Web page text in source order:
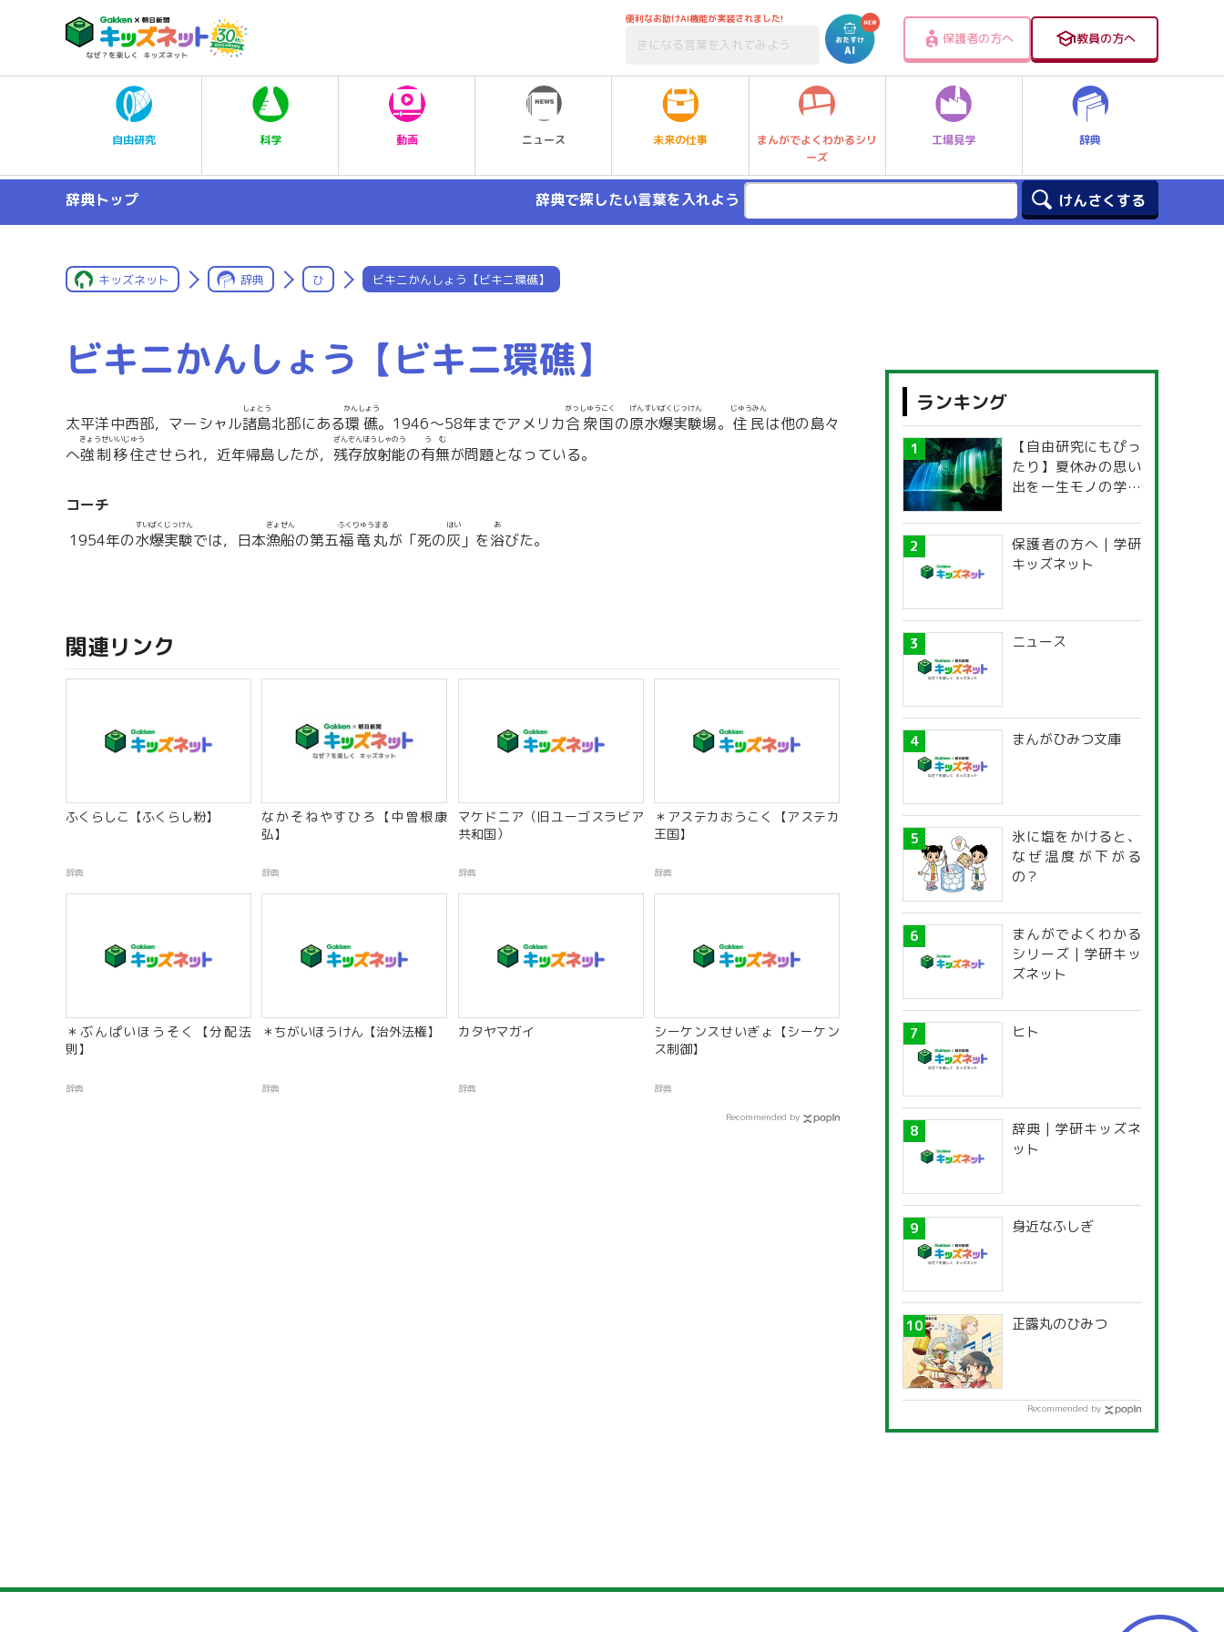
便利なお助けAI機能が実装されました!
保護者の方へ 教員の方へ
自由研究 科学 動画 ニュース 未来の仕事
まんがでよくわかるシリ
ーズ
工場見学 辞典
辞典トップ 辞典で探したい言葉を入れよう
キッズネット 辞典 ひ ビキニかんしょう【ビキニ環礁】
ビキニかんしょう【ビキニ環礁】
太平洋中西部，マーシャル諸島
しょとう
北部にある環礁
かんしょう
。1946〜58年までアメリカ合衆国
がっしゅうこく
の原水爆実験
げんすいばくじっけん
場。 住民
じゅうみん
は他の島々
へ強制移住
きょうせいいじゅう
させられ，近年帰島したが， 残存放射能
ざんぞんほうしゃのう
の有無
うむ
が問題となっている。
コーチ
1954年の水爆実験
すいばくじっけん
では，日本漁船
ぎょせん
の第五福竜丸
ふくりゅうまる
が「死の灰
はい
」を浴
あ
びた。
関連リンク
ふくらしこ【ふくらし粉】
辞典
なかそねやすひろ【中曽根康
弘】
辞典
マケドニア（旧ユーゴスラビア
共和国）
辞典
＊アステカおうこく【アステカ
王国】
辞典
＊ぶんぱいほうそく【分配法
則】
辞典
＊ちがいほうけん【治外法権】
辞典
カタヤマガイ
辞典
シーケンスせいぎょ【シーケン
ス制御】
辞典
Recommended by
ランキング
【自由研究にもぴっ
たり】夏休みの思い
出を一生モノの学び
探究ガイド
保護者の方へ | 学研
キッズネット
ニュース
まんがひみつ文庫
氷に塩をかけると、
なぜ温度が下がる
の？
まんがでよくわかる
シリーズ | 学研キッ
ズネット
ヒト
辞典 | 学研キッズネ
ット
身近なふしぎ
正露丸のひみつ
Recommended by